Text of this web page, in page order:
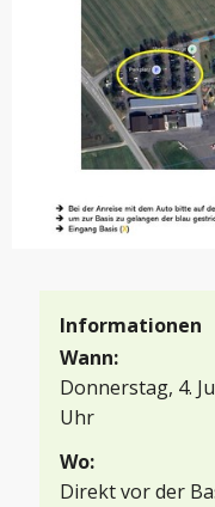
Informationen
Wann:
Donnerstag, 4.
Uhr
Wo:
Direkt vor der